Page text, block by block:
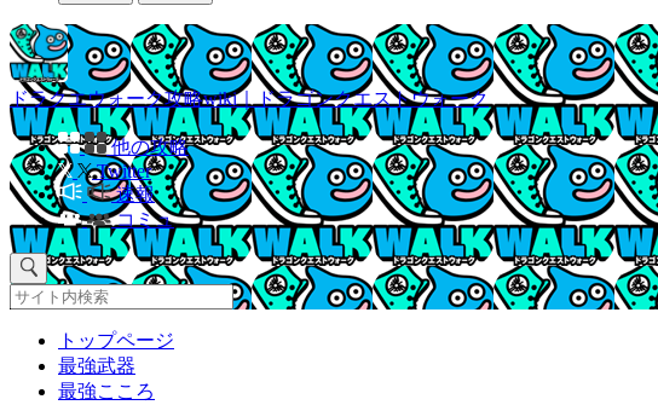
ドラクエウォーク攻略wiki｜ドラゴンクエストウォーク
他の攻略
Twitter
速報
コミュ
トップページ
最強武器
最強こころ